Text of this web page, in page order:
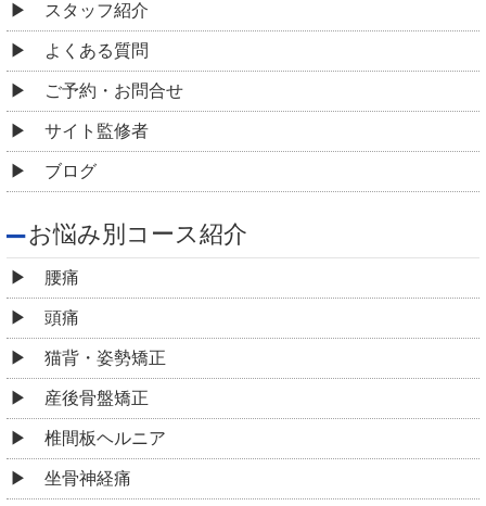
スタッフ紹介
よくある質問
ご予約・お問合せ
サイト監修者
ブログ
お悩み別コース紹介
腰痛
頭痛
猫背・姿勢矯正
産後骨盤矯正
椎間板ヘルニア
坐骨神経痛